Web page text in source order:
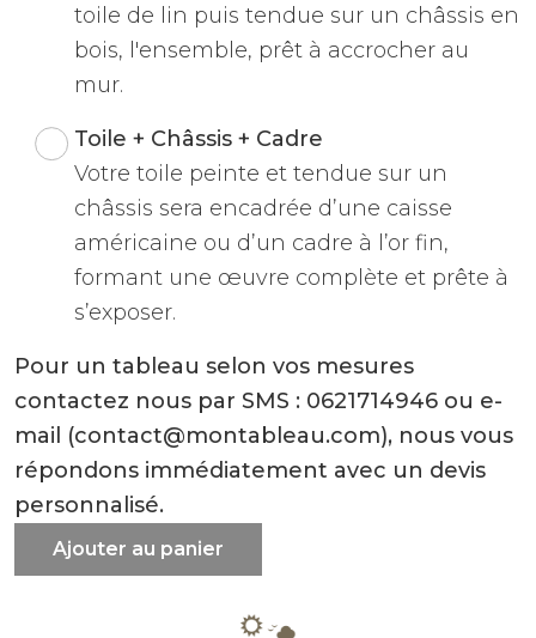
toile de lin puis tendue sur un châssis en
bois, l'ensemble, prêt à accrocher au
mur.
Toile + Châssis + Cadre
Votre toile peinte et tendue sur un
châssis sera encadrée d’une caisse
américaine ou d’un cadre à l’or fin,
formant une œuvre complète et prête à
s’exposer.
Pour un tableau selon vos mesures
contactez nous par SMS : 0621714946 ou e-
mail (contact@montableau.com), nous vous
répondons immédiatement avec un devis
personnalisé.
Ajouter au panier